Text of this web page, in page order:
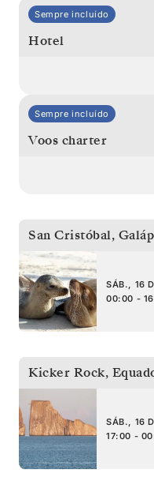
Sempre incluído
Hotel
Sempre incluído
Voos charter
San Cristóbal,
SÁB., 16
00:00 -
Kicker Rock,
SÁB., 16
17:00 -